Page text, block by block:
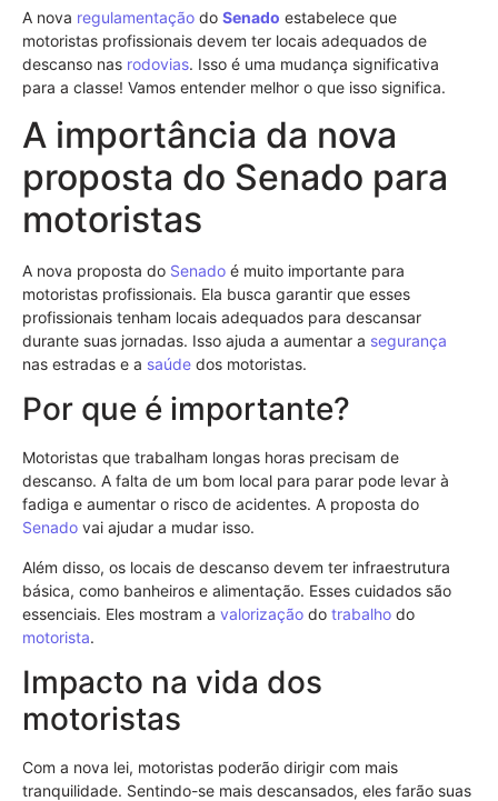
A nova regulamentação do Senado estabelece que
motoristas profissionais devem ter locais adequados de
descanso nas rodovias. Isso é uma mudança significativa
para a classe! Vamos entender melhor o que isso significa.
A importância da nova
proposta do Senado para
motoristas
A nova proposta do Senado é muito importante para
motoristas profissionais. Ela busca garantir que esses
profissionais tenham locais adequados para descansar
durante suas jornadas. Isso ajuda a aumentar a segurança
nas estradas e a saúde dos motoristas.
Por que é importante?
Motoristas que trabalham longas horas precisam de
descanso. A falta de um bom local para parar pode levar à
fadiga e aumentar o risco de acidentes. A proposta do
Senado vai ajudar a mudar isso.
Além disso, os locais de descanso devem ter infraestrutura
básica, como banheiros e alimentação. Esses cuidados são
essenciais. Eles mostram a valorização do trabalho do
motorista.
Impacto na vida dos
motoristas
Com a nova lei, motoristas poderão dirigir com mais
tranquilidade. Sentindo-se mais descansados, eles farão suas